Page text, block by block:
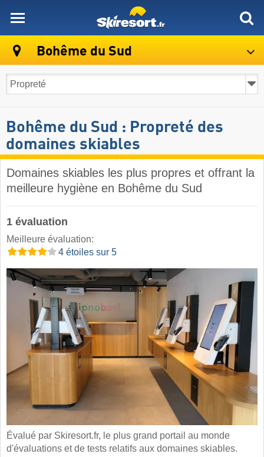
Bohême du Sud
Bohême du Sud : Propreté des
domaines skiables
Domaines skiables les plus propres et offrant la
meilleure hygiène en Bohême du Sud
1 évaluation
Meilleure évaluation:
4 étoiles sur 5
Évalué par Skiresort.fr, le plus grand portail au monde
d'évaluations et de tests relatifs aux domaines skiables.